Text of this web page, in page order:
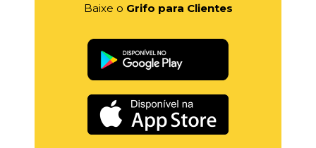
Baixe o Grifo para Clientes